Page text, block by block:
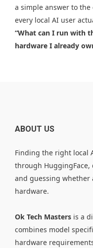
a simple answer to the
every local AI user
“What can I run with
hardware I already
ABOUT US
Finding the right local
through HuggingFace,
and guessing
hardware.
Ok Tech Masters is a
combines model
hardware